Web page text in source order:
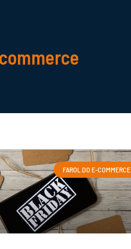
FAROL DO E-COMMERCE